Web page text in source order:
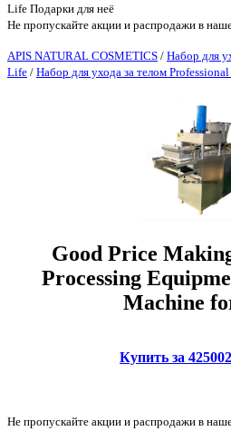
Life Подарки для неё
Не пропускайте акции и распродажи в
APIS NATURAL COSMETICS / Набор для
Life / Набор для ухода за телом
Good Price
Processing
Machine
Купить за
Не пропускайте акции и распродажи в